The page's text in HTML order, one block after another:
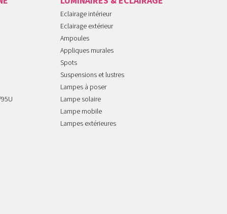
Eclairage intérieur
Eclairage extérieur
Ampoules
Appliques murales
Spots
Suspensions et lustres
Lampes à poser
Lampe solaire
Lampe mobile
Lampes extérieures